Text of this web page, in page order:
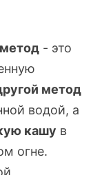
- это
метод
водой, а
кашу в
огне.